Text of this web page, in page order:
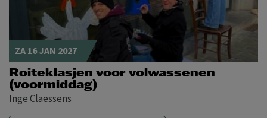
ZA 16 JAN 2027
Roiteklasjen voor volwassenen
(voormiddag)
Inge Claessens